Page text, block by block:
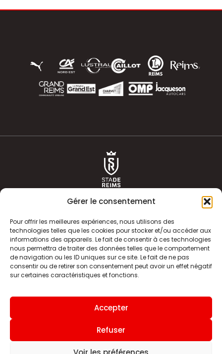
Gérer le consentement
Pour offrir les meilleures expériences, nous utilisons des
technologies telles que les cookies pour stocker et/ou accéder aux
informations des appareils. Le fait de consentir à ces technologies
nous permettra de traiter des données telles que le comportement
de navigation ou les ID uniques sur ce site. Le fait de ne pas
consentir ou de retirer son consentement peut avoir un effet négatif
sur certaines caractéristiques et fonctions.
Accepter
Refuser
ACTUALITÉS
CLUB
BOUTIQUE
HISTOIRE
ÉQUIPE PREMIERE
INFOS ET CONTACT